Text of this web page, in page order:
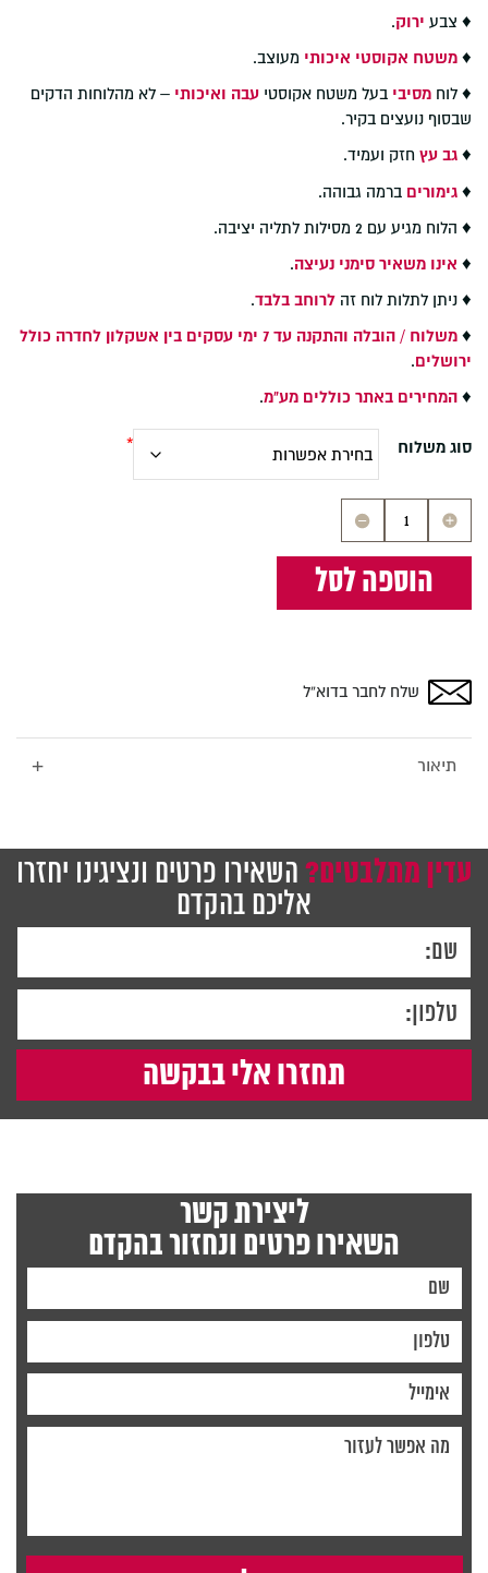
♦ צבע ירוק.
♦ משטח אקוסטי איכותי מעוצב.
♦ לוח מסיבי בעל משטח אקוסטי עבה ואיכותי – לא מהלוחות הדקים
שבסוף נועצים בקיר.
♦ גב עץ חזק ועמיד.
♦ גימורים ברמה גבוהה.
♦ הלוח מגיע עם 2 מסילות לתליה יציבה.
♦ אינו משאיר סימני נעיצה.
♦ ניתן לתלות לוח זה לרוחב בלבד.
♦
משלוח / הובלה והתקנה עד 7 ימי עסקים בין אשקלון לחדרה כולל
ירושלים.
♦ המחירים באתר כוללים מע"מ.
סוג משלוח
כמות
לוח
נעיצה
אקוסטי
התקנה
90×60
הוספה לסל
שלח לחבר בדוא”ל
תיאור +
עדין מתלבטים? השאירו פרטים ונציגינו יחזרו
אליכם בהקדם
ליצירת קשר
השאירו פרטים ונחזור בהקדם